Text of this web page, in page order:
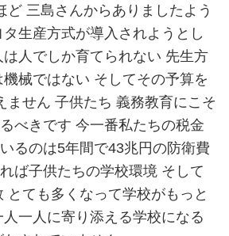
ど 三島さんからありましたよう
生産方式が導入されようとし
人でしか育てられない 先生方
械ではない そしてその予算を
ません 子供たち 義務教育にこそ
べきです 今一番私たちの税金
るのは5年間で43兆円の防衛費
ば子供たちの学校環境 そして
とても多くなって学校がもっと
一人に寄り添える学校になる